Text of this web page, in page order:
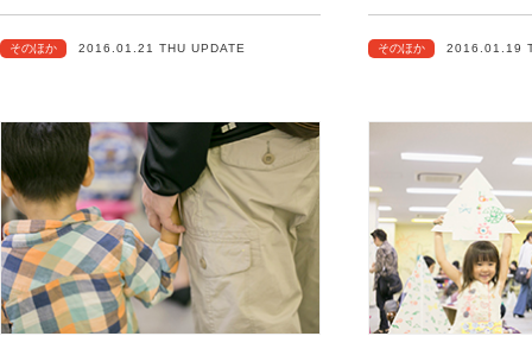
そのほか 2016.01.21 THU UPDATE そのほか 2016.01.19